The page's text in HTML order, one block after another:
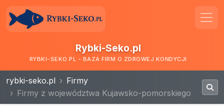
Rybki-Seko.pl
RYBKI-SEKO.PL - BAZA FIRM O ZDROWEJ KONDYCJI
rybki-seko.pl
Firmy
Firmy z województwa Kujawsko-pomorskiego